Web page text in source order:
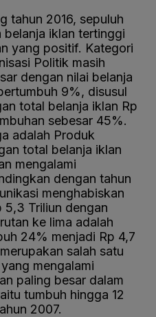
tahun 2016, sepuluh
iklan tertinggi
yang positif. Kategori
Politik masih
dengan nilai belanja
9%, disusul
total belanja iklan Rp
sebesar 45%.
adalah Produk
total belanja iklan
mengalami
dengan tahun
menghabiskan
5,3 Triliun dengan
ke lima adalah
24% menjadi Rp 4,7
salah satu
mengalami
paling besar dalam
tumbuh hingga 12
2007.